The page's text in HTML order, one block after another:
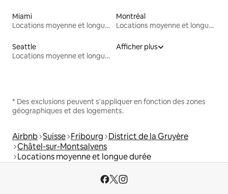
Miami
Locations moyenne et longue durée
Montréal
Locations moyenne et longue durée
Seattle
Locations moyenne et longue durée
Afficher plus
* Des exclusions peuvent s'appliquer en fonction des zones
géographiques et des logements.
Airbnb Suisse Fribourg District de la Gruyère
Châtel-sur-Montsalvens
Locations moyenne et longue durée